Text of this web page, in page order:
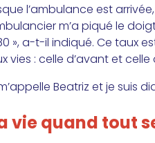
l’ambulance est
m’a piqué le
», a-t-il indiqué. Ce taux
vies : celle d’avant et celle
Beatriz et je suis
vie quand tout